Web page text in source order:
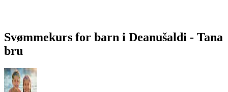
Svømmekurs for barn i Deanušaldi - Tana
bru